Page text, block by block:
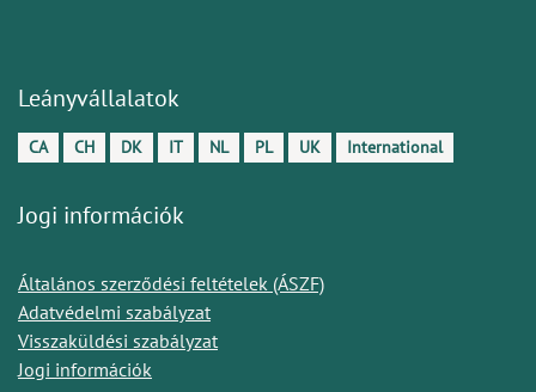
Leányvállalatok
CA CH DK IT NL PL UK International
Jogi információk
Általános szerződési feltételek (ÁSZF)
Adatvédelmi szabályzat
Visszaküldési szabályzat
Jogi információk